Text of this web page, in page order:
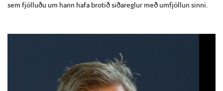
sem fjölluðu um hann hafa brotið siðareglur með umfjöllun sinni.